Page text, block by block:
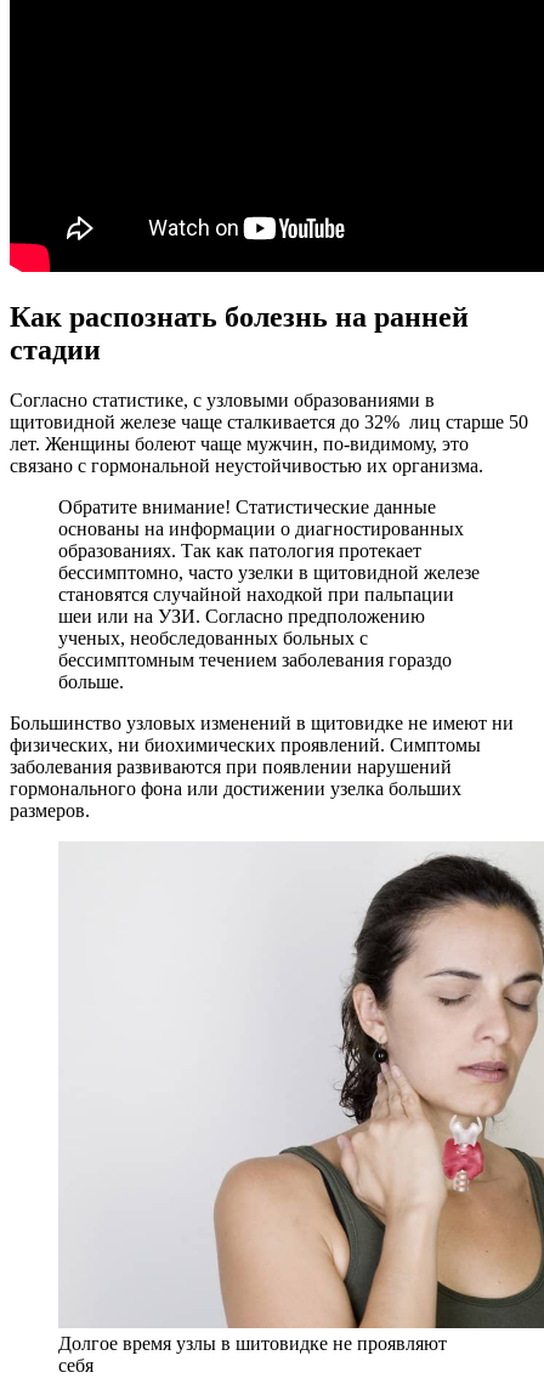
Как распознать болезнь на ранней
стадии
Согласно статистике, с узловыми образованиями в
щитовидной железе чаще сталкивается до 32% лиц старше 50
лет. Женщины болеют чаще мужчин, по-видимому, это
связано с гормональной неустойчивостью их организма.
Обратите внимание! Статистические данные
основаны на информации о диагностированных
образованиях. Так как патология протекает
бессимптомно, часто узелки в щитовидной железе
становятся случайной находкой при пальпации
шеи или на УЗИ. Согласно предположению
ученых, необследованных больных с
бессимптомным течением заболевания гораздо
больше.
Большинство узловых изменений в щитовидке не имеют ни
физических, ни биохимических проявлений. Симптомы
заболевания развиваются при появлении нарушений
гормонального фона или достижении узелка больших
размеров.
Долгое время узлы в шитовидке не проявляют
себя